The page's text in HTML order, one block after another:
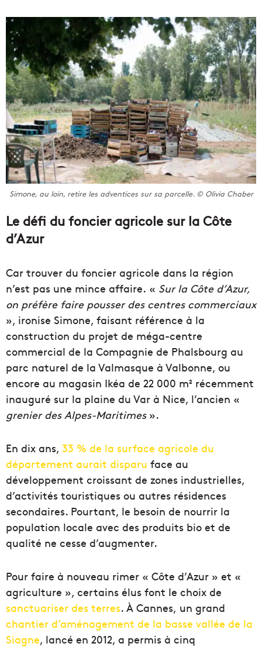
Simone, au loin, retire les adventices sur sa parcelle. © Olivia Chaber
Le défi du foncier agricole sur la Côte
d’Azur
Car trouver du foncier agricole dans la région
n’est pas une mince affaire. « Sur la Côte d’Azur,
on préfère faire pousser des centres commerciaux
», ironise Simone, faisant référence à la
construction du projet de méga-centre
commercial de la Compagnie de Phalsbourg au
parc naturel de la Valmasque à Valbonne, ou
encore au magasin Ikéa de 22 000 m² récemment
inauguré sur la plaine du Var à Nice, l’ancien «
grenier des Alpes-Maritimes».
En dix ans, 33 % de la surface agricole du
département aurait disparu face au
développement croissant de zones industrielles,
d’activités touristiques ou autres résidences
secondaires. Pourtant, le besoin de nourrir la
population locale avec des produits bio et de
qualité ne cesse d’augmenter.
Pour faire à nouveau rimer « Côte d’Azur » et «
agriculture », certains élus font le choix de
sanctuariser des terres. À Cannes, un grand
chantier d’aménagement de la basse vallée de la
Siagne, lancé en 2012, a permis à cinq